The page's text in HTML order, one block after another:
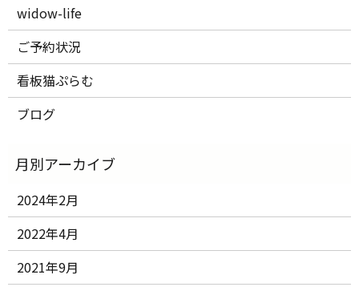
widow-life
ご予約状況
看板猫ぷらむ
ブログ
2024年2月
2022年4月
2021年9月